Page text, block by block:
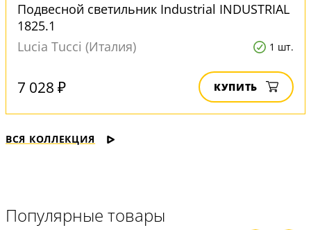
Подвесной светильник Industrial INDUSTRIAL
1825.1
Lucia Tucci (Италия)
1 шт.
7 028 ₽ КУПИТЬ
ВСЯ КОЛЛЕКЦИЯ
Популярные товары